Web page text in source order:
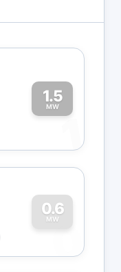
1.5
MW
1
0.6
MW
0